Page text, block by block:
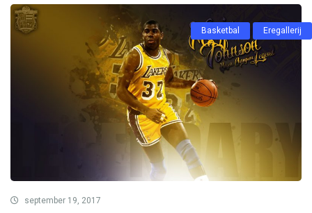
Basketbal Eregallerij
september 19, 2017